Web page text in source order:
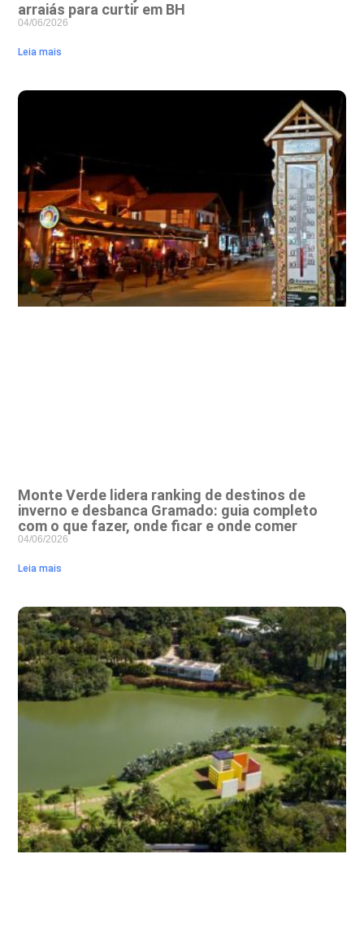
arraiás para curtir em BH
04/06/2026
Leia mais
Monte Verde lidera ranking de destinos de
inverno e desbanca Gramado: guia completo
com o que fazer, onde ficar e onde comer
04/06/2026
Leia mais